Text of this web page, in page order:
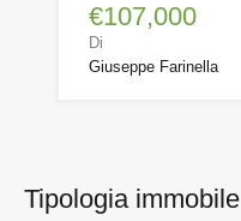
€107,000
Di
Giuseppe Farinella
Tipologia immobile